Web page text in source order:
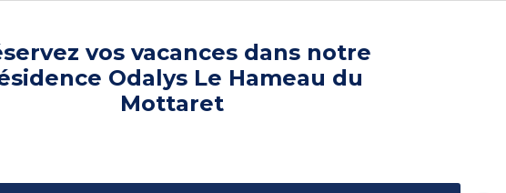
vos vacances dans notre
Odalys Le Hameau du
Mottaret